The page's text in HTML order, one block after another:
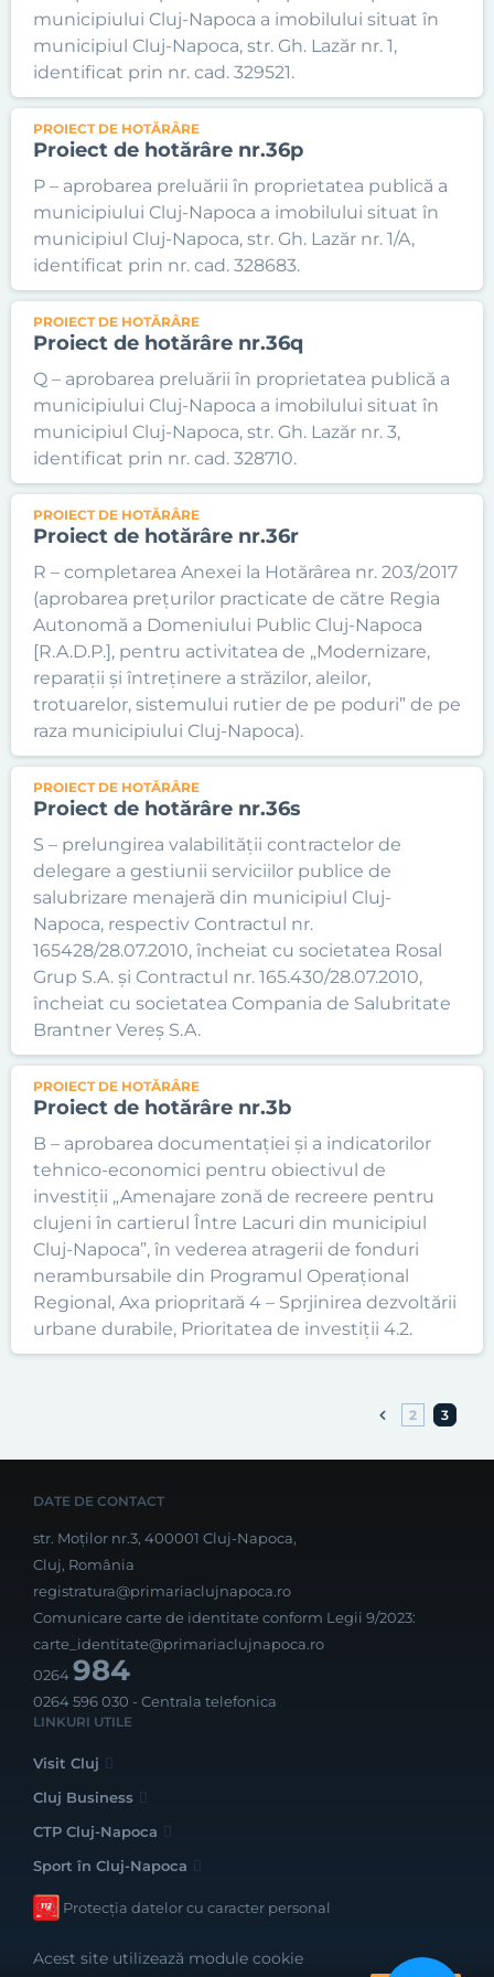
municipiului Cluj-Napoca a imobilului situat în
municipiul Cluj-Napoca, str. Gh. Lazăr nr. 1,
identificat prin nr. cad. 329521.
PROIECT DE HOTĂRÂRE
Proiect de hotărâre nr.36p
P – aprobarea preluării în proprietatea publică a
municipiului Cluj-Napoca a imobilului situat în
municipiul Cluj-Napoca, str. Gh. Lazăr nr. 1/A,
identificat prin nr. cad. 328683.
PROIECT DE HOTĂRÂRE
Proiect de hotărâre nr.36q
Q – aprobarea preluării în proprietatea publică a
municipiului Cluj-Napoca a imobilului situat în
municipiul Cluj-Napoca, str. Gh. Lazăr nr. 3,
identificat prin nr. cad. 328710.
PROIECT DE HOTĂRÂRE
Proiect de hotărâre nr.36r
R – completarea Anexei la Hotărârea nr. 203/2017
(aprobarea prețurilor practicate de către Regia
Autonomă a Domeniului Public Cluj-Napoca
[R.A.D.P.], pentru activitatea de „Modernizare,
reparații și întreținere a străzilor, aleilor,
trotuarelor, sistemului rutier de pe poduri” de pe
raza municipiului Cluj-Napoca).
PROIECT DE HOTĂRÂRE
Proiect de hotărâre nr.36s
S – prelungirea valabilității contractelor de
delegare a gestiunii serviciilor publice de
salubrizare menajeră din municipiul Cluj-
Napoca, respectiv Contractul nr.
165428/28.07.2010, încheiat cu societatea Rosal
Grup S.A. și Contractul nr. 165.430/28.07.2010,
încheiat cu societatea Compania de Salubritate
Brantner Vereș S.A.
PROIECT DE HOTĂRÂRE
Proiect de hotărâre nr.3b
B – aprobarea documentației și a indicatorilor
tehnico-economici pentru obiectivul de
investiții „Amenajare zonă de recreere pentru
clujeni în cartierul Între Lacuri din municipiul
Cluj-Napoca”, în vederea atragerii de fonduri
nerambursabile din Programul Operațional
Regional, Axa priopritară 4 – Sprjinirea dezvoltării
urbane durabile, Prioritatea de investiții 4.2.
2 3
DATE DE CONTACT
str. Moților nr.3, 400001 Cluj-Napoca,
Cluj, România
registratura@primariaclujnapoca.ro
Comunicare carte de identitate conform Legii 9/2023:
carte_identitate@primariaclujnapoca.ro
0264984
0264 596 030 - Centrala telefonica
LINKURI UTILE
Visit Cluj
Cluj Business
CTP Cluj-Napoca
Sport în Cluj-Napoca
Protecția datelor cu caracter personal
Acest site utilizează module cookie